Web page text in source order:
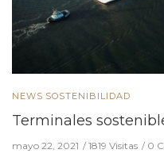
NEWS SOSTENIBILIDAD
Terminales
mayo 22, 2021 1819 Visitas 0